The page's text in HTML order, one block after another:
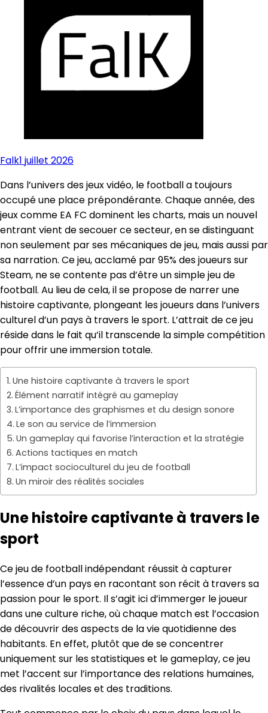
Falk1 juillet 2026
Dans l’univers des jeux vidéo, le football a toujours
occupé une place prépondérante. Chaque année, des
jeux comme EA FC dominent les charts, mais un nouvel
entrant vient de secouer ce secteur, en se distinguant
non seulement par ses mécaniques de jeu, mais aussi par
sa narration. Ce jeu, acclamé par 95% des joueurs sur
Steam, ne se contente pas d’être un simple jeu de
football. Au lieu de cela, il se propose de narrer une
histoire captivante, plongeant les joueurs dans l’univers
culturel d’un pays à travers le sport. L’attrait de ce jeu
réside dans le fait qu’il transcende la simple compétition
pour offrir une immersion totale.
Une histoire captivante à travers le sport
Élément narratif intégré au gameplay
L’importance des graphismes et du design sonore
Le son au service de l’immersion
Un gameplay qui favorise l’interaction et la stratégie
Actions tactiques en match
L’impact socioculturel du jeu de football
Un miroir des réalités sociales
Une histoire captivante à travers le
sport
Ce jeu de football indépendant réussit à capturer
l’essence d’un pays en racontant son récit à travers sa
passion pour le sport. Il s’agit ici d’immerger le joueur
dans une culture riche, où chaque match est l’occasion
de découvrir des aspects de la vie quotidienne des
habitants. En effet, plutôt que de se concentrer
uniquement sur les statistiques et le gameplay, ce jeu
met l’accent sur l’importance des relations humaines,
des rivalités locales et des traditions.